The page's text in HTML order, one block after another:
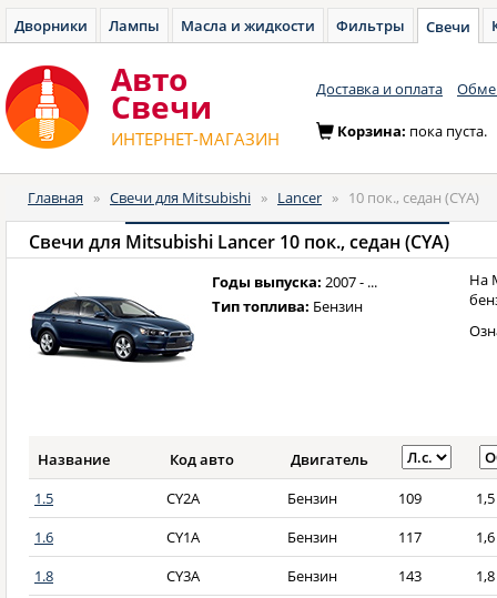
Дворники Лампы Масла и жидкости Фильтры Свечи
Авто
Cвечи
ИНТЕРНЕТ-МАГАЗИН
Доставка и оплата
Корзина: пока пуста.
Главная » Свечи для Mitsubishi » Lancer » 10 пок., седан (CYA)
Свечи для Mitsubishi Lancer 10 пок., седан (CYA)
Годы выпуска: 2007 - ...
Тип топлива: Бензин
На
Название Код авто
Двигатель
1.5
CY2A Бензин 109
1,5
1.6
CY1A Бензин 117
1,6
1.8
CY3A Бензин 143
1,8